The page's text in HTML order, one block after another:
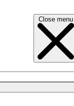
Close menu